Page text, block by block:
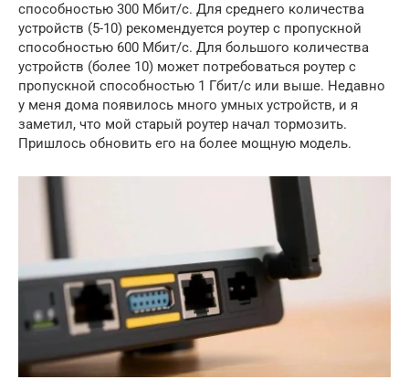
способностью 300 Мбит/с. Для среднего количества
устройств (5-10) рекомендуется роутер с пропускной
способностью 600 Мбит/с. Для большого количества
устройств (более 10) может потребоваться роутер с
пропускной способностью 1 Гбит/с или выше. Недавно
у меня дома появилось много умных устройств, и я
заметил, что мой старый роутер начал тормозить.
Пришлось обновить его на более мощную модель.